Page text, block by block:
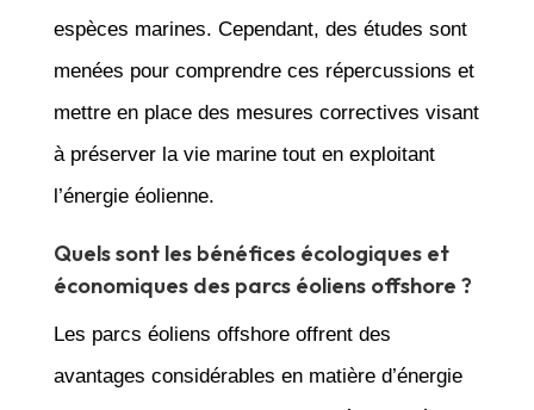
espèces marines. Cependant, des études sont
menées pour comprendre ces répercussions et
mettre en place des mesures correctives visant
à préserver la vie marine tout en exploitant
l’énergie éolienne.
Quels sont les bénéfices écologiques et
économiques des parcs éoliens offshore ?
Les parcs éoliens offshore offrent des
avantages considérables en matière d’énergie